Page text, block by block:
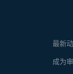
最新
成为